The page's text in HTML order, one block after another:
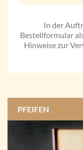
In der
Bestellformular
Hinweise zur
PFEIFEN